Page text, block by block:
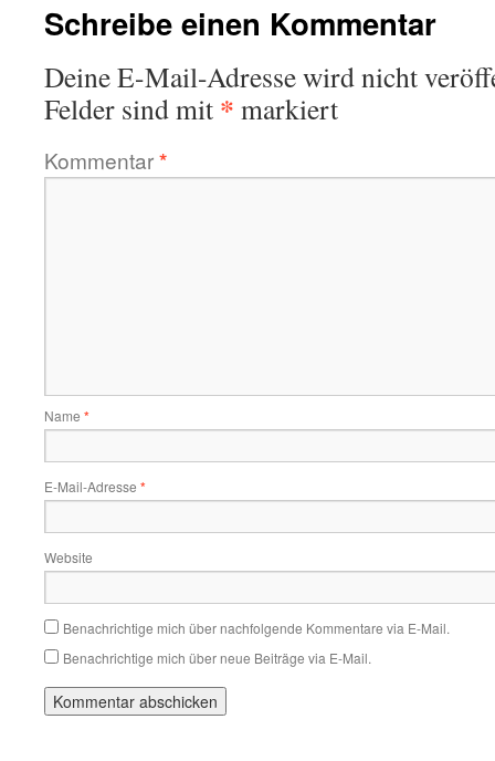
Schreibe einen Kommentar
Deine E-Mail-Adresse wird nicht
Felder sind mit * markiert
Kommentar*
Name *
E-Mail-Adresse *
Website
Benachrichtige mich über nachfolgende Kommentare via E-Mail.
Benachrichtige mich über neue Beiträge via E-Mail.